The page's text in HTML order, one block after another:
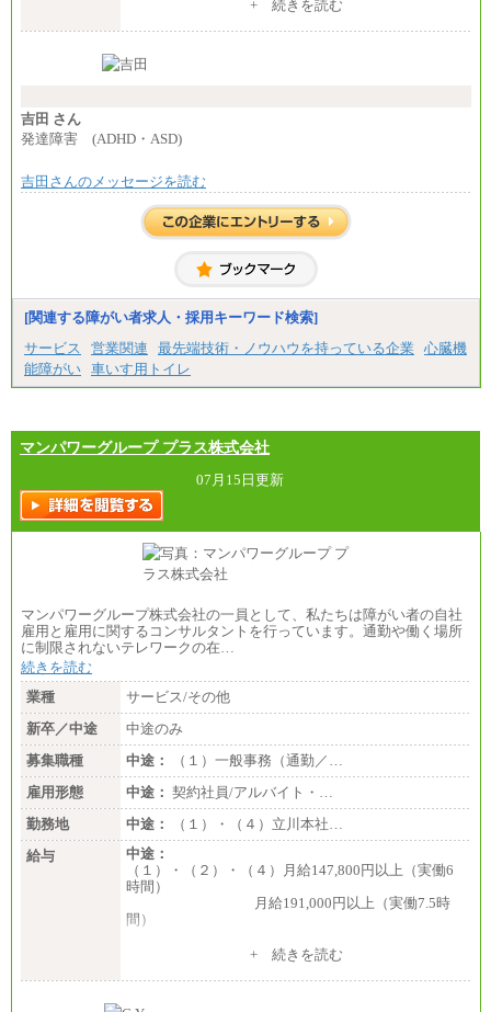
夜勤回数により変動
条件あり）
■その他職種共通
月給：25万3,400円～
※20時間を超過した場合は別途支給
中途：
(1)(2)月給：25万3400円～28万5900円
※20時間を超過した場合は別途支給
※試用期間中も給与に変更はございません
+ 続きを読む
吉田 さん
発達障害 (ADHD・ASD)
吉田さんのメッセージを読む
[関連する障がい者求人・採用キーワード検索]
サービス
営業関連 最先端技術・ノウハウを持っている企業
心臓機
能障がい 車いす用トイレ
マンパワーグループ プラス株式会社
07月15日更新
マンパワーグループ株式会社の一員として、私たちは障がい者の自社
雇用と雇用に関するコンサルタントを行っています。通勤や働く場所
に制限されないテレワークの在…
続きを読む
業種
サービス/その他
新卒／中途
中途のみ
募集職種
中途：
（１）一般事務（通勤／…
雇用形態
中途： 契約社員/アルバイト・…
勤務地
中途：
（１）・（４）立川本社…
給与
中途：
（１）・（２）・（４）月給147,800円以上（実働6
時間）
月給191,000円以上（実働7.5時
間）
（３）月給191,000円以上（実働7.5時間）
（５）月給147,800円以上（実働6時間）
+ 続きを読む